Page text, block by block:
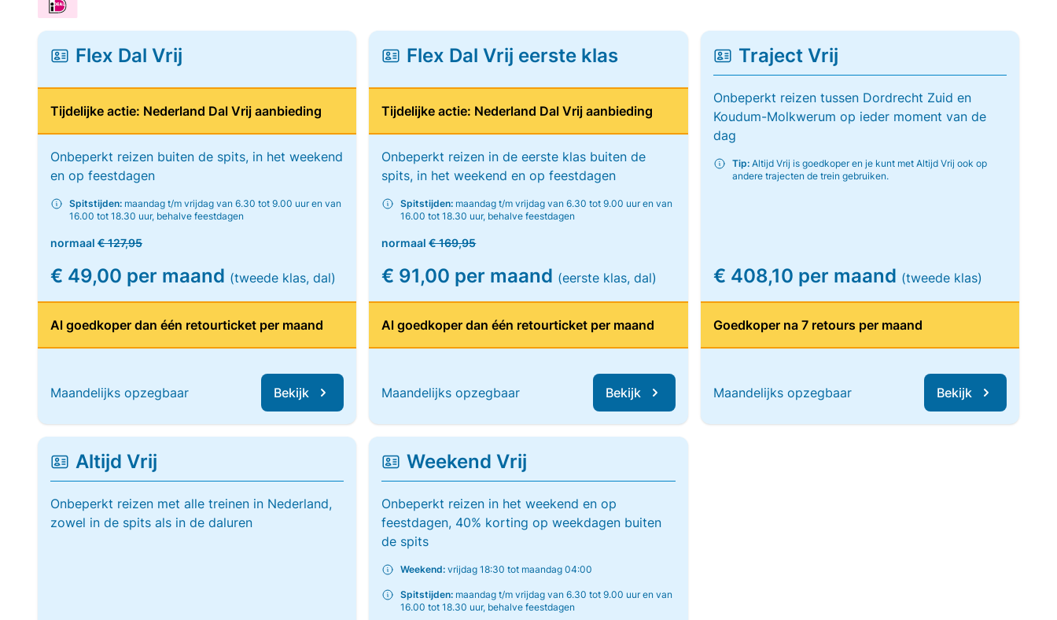
Flex Dal Vrij
Tijdelijke actie: Nederland Dal Vrij aanbieding
Onbeperkt reizen buiten de spits, in het weekend
en op feestdagen
Spitstijden: maandag t/m vrijdag van 6.30 tot 9.00 uur en van
16.00 tot 18.30 uur, behalve feestdagen
normaal € 127,95
€ 49,00 per maand (tweede klas, dal)
Al goedkoper dan één retourticket per maand
Maandelijks opzegbaar Bekijk
Flex Dal Vrij eerste klas
Tijdelijke actie: Nederland Dal Vrij aanbieding
Onbeperkt reizen in de eerste klas buiten de
spits, in het weekend en op feestdagen
Spitstijden: maandag t/m vrijdag van 6.30 tot 9.00 uur en van
16.00 tot 18.30 uur, behalve feestdagen
normaal€ 169,95
€ 91,00 per maand (eerste klas, dal)
Al goedkoper dan één retourticket per maand
Maandelijks opzegbaar Bekijk
Traject Vrij
Onbeperkt reizen tussen Dordrecht Zuid en
Koudum-Molkwerum op ieder moment van de
dag
Tip:Altijd Vrij is goedkoper en je kunt met Altijd Vrij ook op
andere trajecten de trein gebruiken.
€ 408,10 per maand (tweede klas)
Goedkoper na 7 retours per maand
Maandelijks opzegbaar Bekijk
Altijd Vrij
Onbeperkt reizen met alle treinen in Nederland,
zowel in de spits als in de daluren
Weekend Vrij
Onbeperkt reizen in het weekend en op
feestdagen, 40% korting op weekdagen buiten
de spits
Weekend: vrijdag 18:30 tot maandag 04:00
Spitstijden: maandag t/m vrijdag van 6.30 tot 9.00 uur en van
16.00 tot 18.30 uur, behalve feestdagen